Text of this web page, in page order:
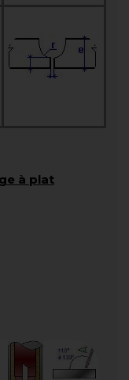
à plat